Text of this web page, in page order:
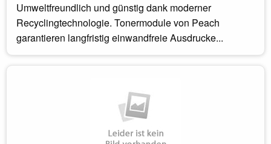
Umweltfreundlich und günstig dank moderner
Recyclingtechnologie. Tonermodule von Peach
garantieren langfristig einwandfreie Ausdrucke...